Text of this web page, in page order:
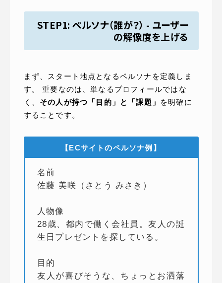
STEP1: ペルソナ（誰が？） - ユーザー
の解像度を上げる
まず、スタート地点となるペルソナを定義しま
す。 重要なのは、単なるプロフィールではな
く、 その人が持つ「目的」と「課題」
を明確に
することです。
【ECサイトのペルソナ例】
名前
佐藤 美咲（さとう みさき）
人物像
28歳、都内で働く会社員。友人の誕
生日プレゼントを探している。
目的
友人が喜びそうな、ちょっとお洒落